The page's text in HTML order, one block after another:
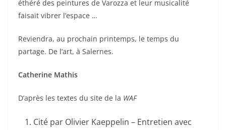
éthéré des peintures de Varozza et leur musicalité
faisait vibrer l’espace …
Reviendra, au prochain printemps, le temps du
partage. De l’art, à Salernes.
Catherine Mathis
D’après les textes du site de la WAF
Cité par Olivier Kaeppelin – Entretien avec